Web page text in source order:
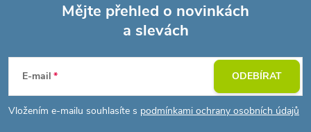
p
Mějte přehled o novinkách
a slevách
E-mail
Vložením e-mailu souhlasíte s podmínkami ochrany osobních údajů
ODEBÍRAT